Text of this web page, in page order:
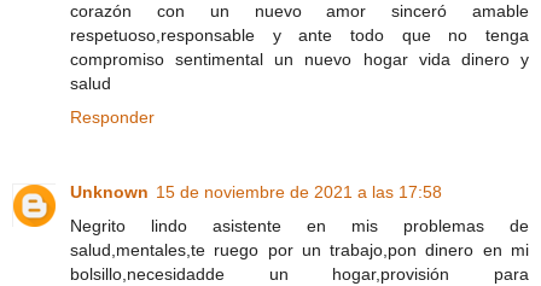
corazón con un nuevo amor sinceró amable
respetuoso,responsable y ante todo que no tenga
compromiso sentimental un nuevo hogar vida dinero y
salud
Responder
Unknown 15 de noviembre de 2021 a las 17:58
Negrito lindo asistente en mis problemas de
salud,mentales,te ruego por un trabajo,pon dinero en mi
bolsillo,necesidadde un hogar,provisión para